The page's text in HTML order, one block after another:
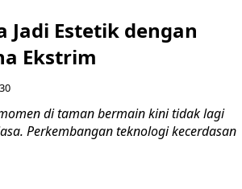
Jadi Estetik dengan
Ekstrim
di taman bermain kini tidak lagi
Perkembangan teknologi kecerdasan